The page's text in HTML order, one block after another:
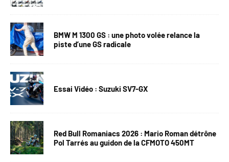
BMW M 1300 GS : une photo volée relance la
piste d’une GS radicale
Essai Vidéo : Suzuki SV7-GX
Red Bull Romaniacs 2026 : Mario Roman détrône
Pol Tarrés au guidon de la CFMOTO 450MT